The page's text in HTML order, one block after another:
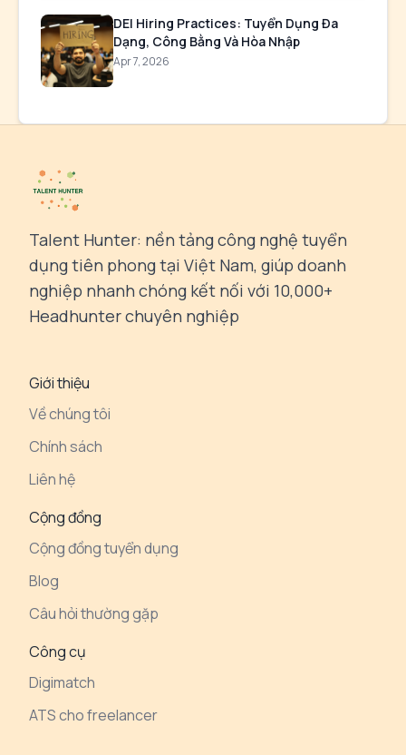
DEI Hiring Practices: Tuyển Dụng Đa
Dạng, Công Bằng Và Hòa Nhập
Apr 7, 2026
Talent Hunter: nền tảng công nghệ tuyển
dụng tiên phong tại Việt Nam, giúp doanh
nghiệp nhanh chóng kết nối với 10,000+
Headhunter chuyên nghiệp
Giới thiệu
Về chúng tôi
Chính sách
Liên hệ
Cộng đồng
Cộng đồng tuyển dụng
Blog
Câu hỏi thường gặp
Công cụ
Digimatch
ATS cho freelancer